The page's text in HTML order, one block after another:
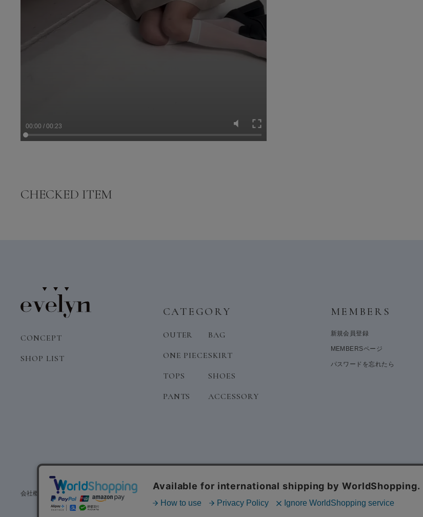
CHECKED ITEM
CONCEPT
SHOP LIST
CATEGORY
OUTER
ONE PIECE
TOPS
PANTS
BAG
SKIRT
SHOES
ACCESSORY
MEMBERS
新規会員登録
MEMBERSページ
パスワードを忘れたら
会社概要 リクルート ショップリスト 特定商取引法に基づく表記